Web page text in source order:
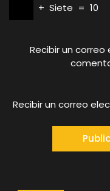
+ Siete = 10
Recibir un
Recibir un correo